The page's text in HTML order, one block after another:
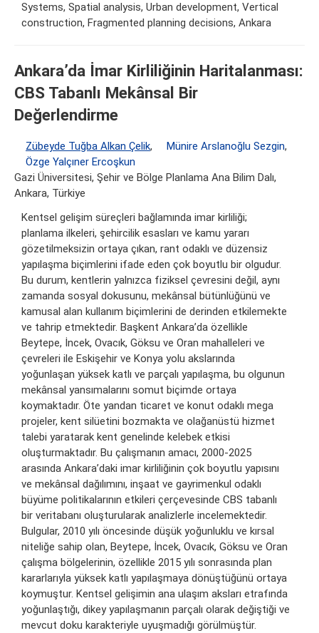
Systems, Spatial analysis, Urban development, Vertical
construction, Fragmented planning decisions, Ankara
Ankara’da İmar Kirliliğinin Haritalanması:
CBS Tabanlı Mekânsal Bir
Değerlendirme
Zübeyde Tuğba Alkan Çelik, Münire Arslanoğlu Sezgin,
Özge Yalçıner Ercoşkun
Gazi Üniversitesi, Şehir ve Bölge Planlama Ana Bilim Dalı,
Ankara, Türkiye
Kentsel gelişim süreçleri bağlamında imar kirliliği;
planlama ilkeleri, şehircilik esasları ve kamu yararı
gözetilmeksizin ortaya çıkan, rant odaklı ve düzensiz
yapılaşma biçimlerini ifade eden çok boyutlu bir olgudur.
Bu durum, kentlerin yalnızca fiziksel çevresini değil, aynı
zamanda sosyal dokusunu, mekânsal bütünlüğünü ve
kamusal alan kullanım biçimlerini de derinden etkilemekte
ve tahrip etmektedir. Başkent Ankara’da özellikle
Beytepe, İncek, Ovacık, Göksu ve Oran mahalleleri ve
çevreleri ile Eskişehir ve Konya yolu akslarında
yoğunlaşan yüksek katlı ve parçalı yapılaşma, bu olgunun
mekânsal yansımalarını somut biçimde ortaya
koymaktadır. Öte yandan ticaret ve konut odaklı mega
projeler, kent silüetini bozmakta ve olağanüstü hizmet
talebi yaratarak kent genelinde kelebek etkisi
oluşturmaktadır. Bu çalışmanın amacı, 2000-2025
arasında Ankara’daki imar kirliliğinin çok boyutlu yapısını
ve mekânsal dağılımını, inşaat ve gayrimenkul odaklı
büyüme politikalarının etkileri çerçevesinde CBS tabanlı
bir veritabanı oluşturularak analizlerle incelemektedir.
Bulgular, 2010 yılı öncesinde düşük yoğunluklu ve kırsal
niteliğe sahip olan, Beytepe, İncek, Ovacık, Göksu ve Oran
çalışma bölgelerinin, özellikle 2015 yılı sonrasında plan
kararlarıyla yüksek katlı yapılaşmaya dönüştüğünü ortaya
koymuştur. Kentsel gelişimin ana ulaşım aksları etrafında
yoğunlaştığı, dikey yapılaşmanın parçalı olarak değiştiği ve
mevcut doku karakteriyle uyuşmadığı görülmüştür.